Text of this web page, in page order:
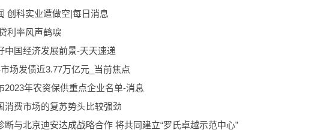
创科实业遭做空|每日消息
利率风声鹤唳
中国经济发展前景-天天速递
场发债近3.77万亿元_当前焦点
2023年农资保供重点企业名单-消息
消费市场的复苏势头比较强劲
断与北京迪安达成战略合作 将共同建立“罗氏卓越示范中心”